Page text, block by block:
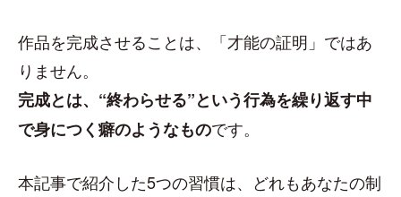
作品を完成させることは、「才能の証明」ではあ
りません。
完成とは、“終わらせる”という行為を繰り返す中
で身につく癖のようなものです。
本記事で紹介した5つの習慣は、どれもあなたの制